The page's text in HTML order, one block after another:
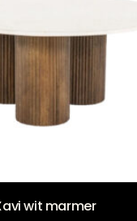
wit marmer